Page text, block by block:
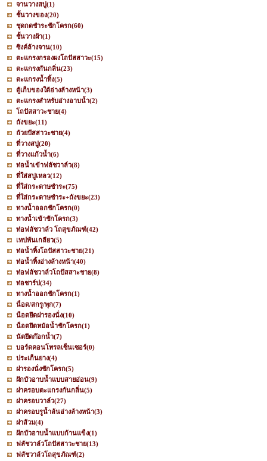
จานวางสบู่(1)
ชั้นวางของ(20)
ชุดกดชำระชักโครก(60)
ชั้นวางผ้า(1)
ซิงค์ล้างจาน(10)
ตะแกรงกรองผงโถปัสสาวะ(15)
ตะแกรงกันกลิ่น(23)
ตะแกรงน้ำทิ้ง(5)
ตู้เก็บของใต้อ่างล้างหน้า(3)
ตะแกรงสำหรับอ่างอาบน้ำ(2)
โถปัสสาวะชาย(4)
ถังขยะ(11)
ถ้วยปัสสาวะชาย(4)
ที่วางสบู่(20)
ที่วางแก้วน้ำ(6)
ท่อน้ำเข้าฟลัชวาล์ว(8)
ที่ใส่สบู่เหลว(12)
ที่ใส่กระดาษชำระ(75)
ที่ใส่กระดาษชำระ+ถังขยะ(23)
ทางน้ำออกชักโครก(0)
ทางน้ำเข้าชักโครก(3)
ท่อฟลัชวาล์ว โถสุขภัณฑ์(42)
เทปพันเกลียว(5)
ท่อน้ำทิ้งโถปัสสาวะชาย(21)
ท่อน้ำทิ้งอ่างล้างหน้า(40)
ท่อฟลัชวาล์วโถปัสสาะชาย(8)
ท่อชาร์ป(34)
ทางน้ำออกชักโครก(1)
น็อต/สกรู/พุก(7)
น็อตยึดฝารองนั่ง(10)
น็อตยึดหม้อน้ำชักโครก(1)
นัตยึดก๊อกน้ำ(7)
บอร์ดคอนโทรลเซ็นเซอร์(0)
ประเก็นยาง(4)
ฝารองนั่งชักโครก(5)
ฝักบัวอาบน้ำแบบสายอ่อน(9)
ฝาครอบตะแกรงกันกลิ่น(5)
ฝาครอบวาล์ว(27)
ฝาครอบรูน้ำล้นอ่างล้างหน้า(3)
ฝาส้วม(4)
ฝักบัวอาบน้ำแบบก้านแข็ง(1)
ฟลัชวาล์วโถปัสสาวะชาย(13)
ฟลัชวาล์วโถสุขภัณฑ์(2)